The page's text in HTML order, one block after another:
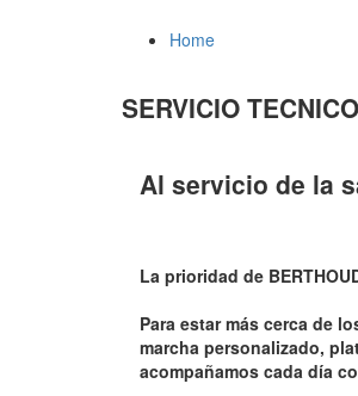
Home
SERVICIO
Al servicio de la
La prioridad de
Para estar más cerca de
marcha personalizado,
acompañamos cada día